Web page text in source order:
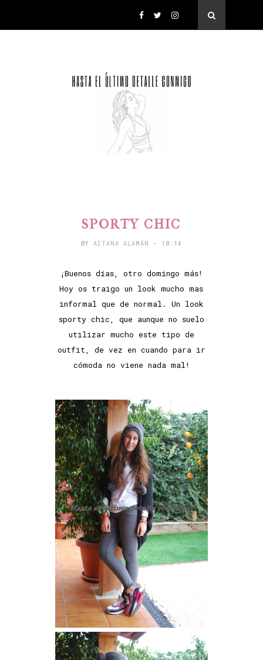
SPORTY CHIC
BY AITANA ALAMÁN - 10:14
¡Buenos días, otro domingo más!
Hoy os traigo un look mucho mas
informal que de normal. Un look
sporty chic, que aunque no suelo
utilizar mucho este tipo de
outfit, de vez en cuando para ir
cómoda no viene nada mal!